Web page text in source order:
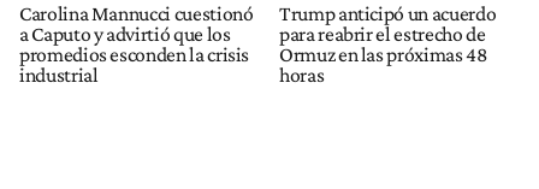
Carolina Mannucci cuestionó
a Caputo y advirtió que los
promedios esconden la crisis
industrial
Trump anticipó un acuerdo
para reabrir el estrecho de
Ormuz en las próximas 48
horas